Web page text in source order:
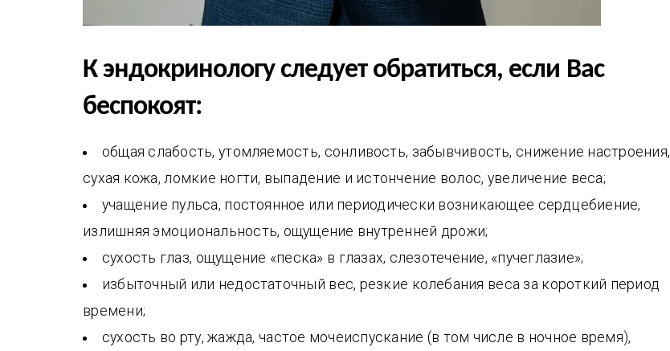
К эндокринологу следует обратиться, если Вас
беспокоят:
общая слабость, утомляемость, сонливость, забывчивость, снижение настроения,
сухая кожа, ломкие ногти, выпадение и истончение волос, увеличение веса;
учащение пульса, постоянное или периодически возникающее сердцебиение,
излишняя эмоциональность, ощущение внутренней дрожи;
сухость глаз, ощущение «песка» в глазах, слезотечение, «пучеглазие»;
избыточный или недостаточный вес, резкие колебания веса за короткий период
времени;
сухость во рту, жажда, частое мочеиспускание (в том числе в ночное время),